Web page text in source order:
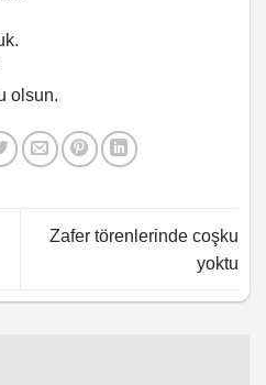
olsun.
Zafer törenlerinde coşku
yoktu